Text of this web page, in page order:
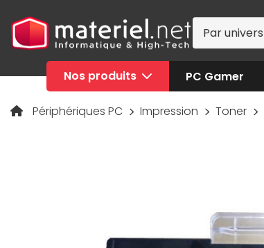
Par univers
Nos produits PC Gamer
Périphériques PC Impression Toner